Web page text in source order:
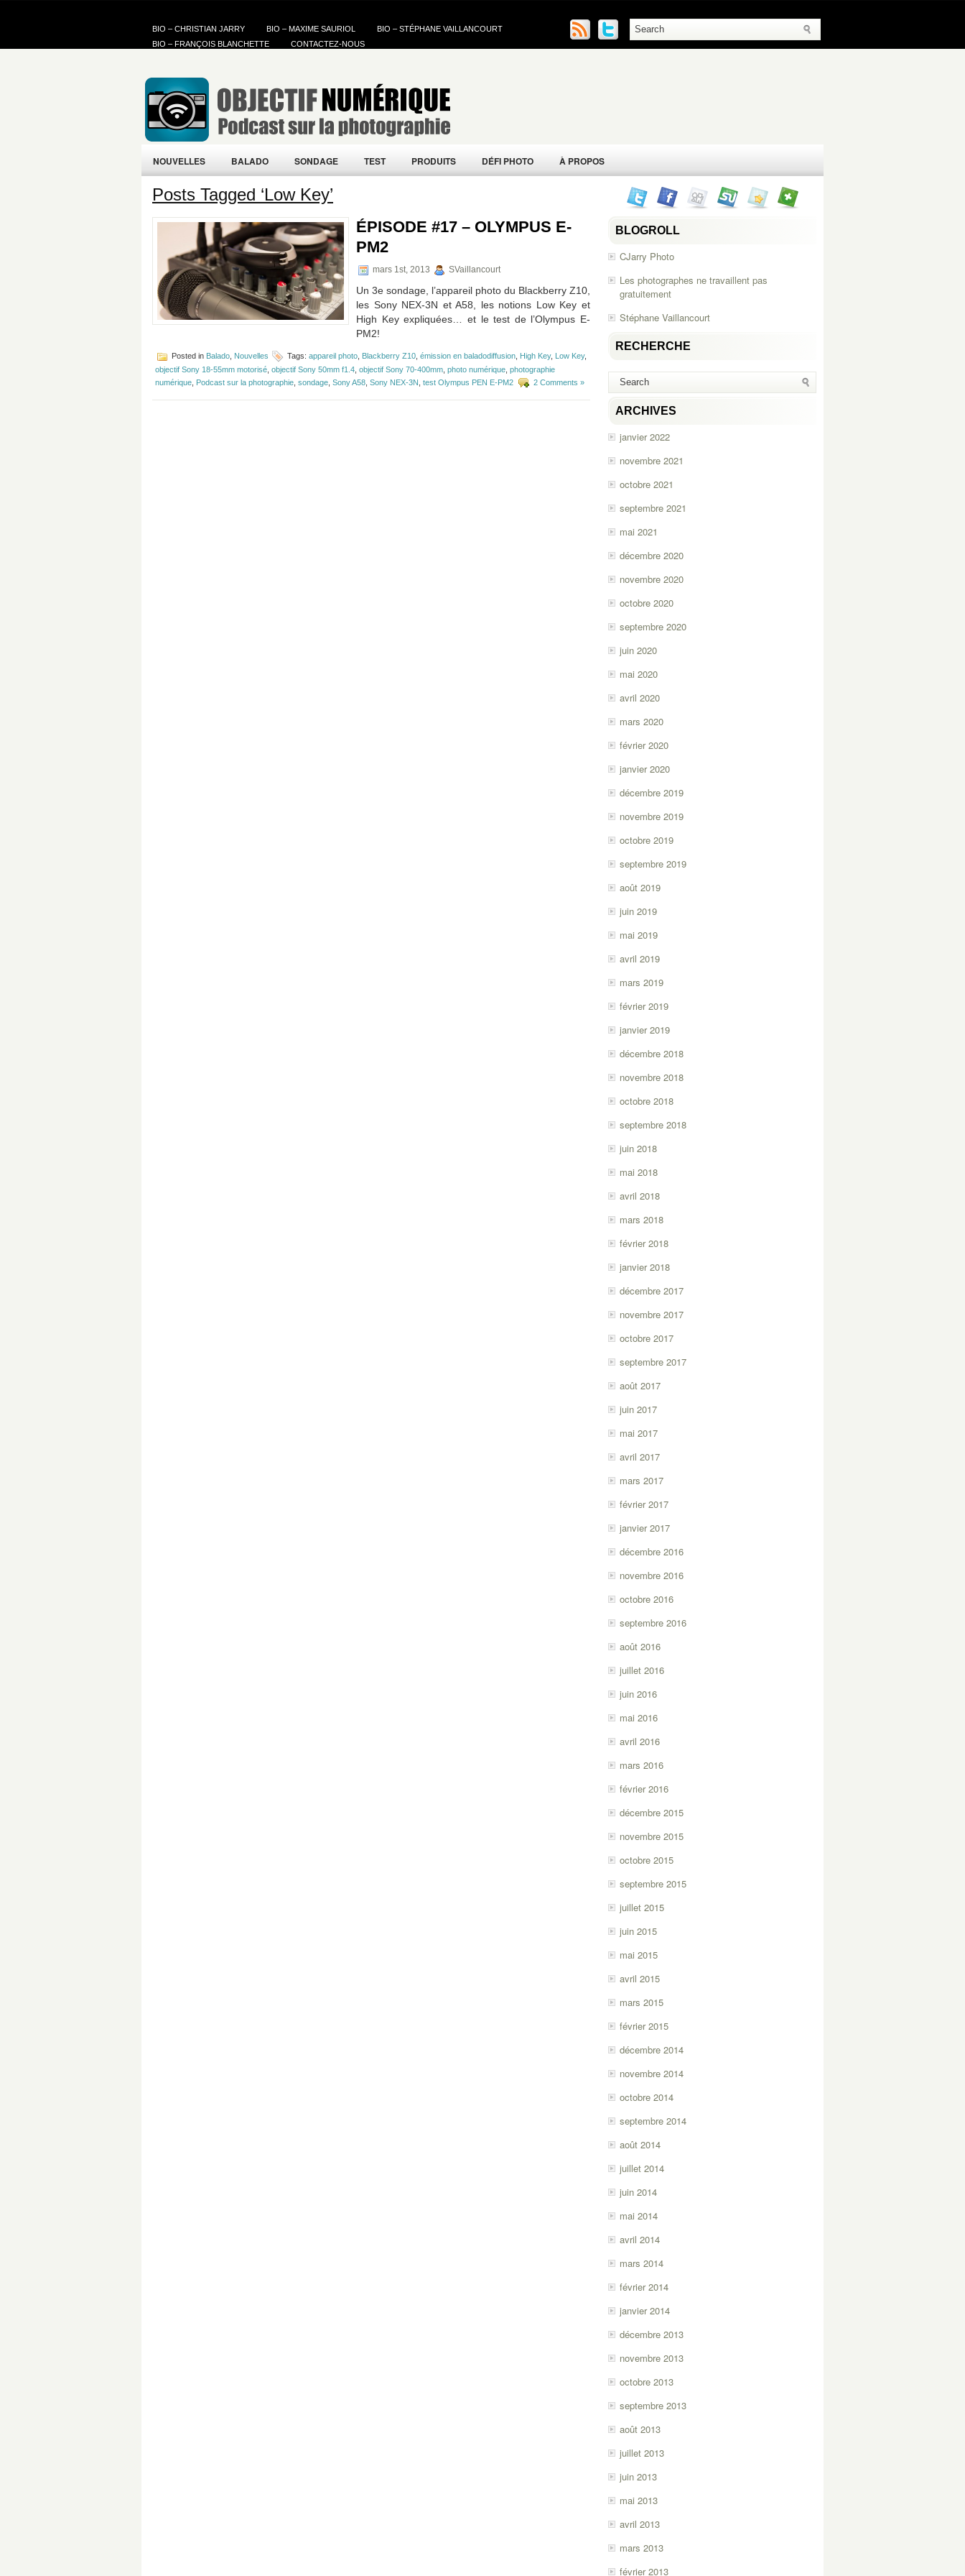
BIO – CHRISTIAN JARRY BIO – MAXIME SAURIOL
BIO – STÉPHANE VAILLANCOURT
BIO – FRANÇOIS BLANCHETTE
CONTACTEZ-NOUS
NOUVELLES BALADO SONDAGE TEST PRODUITS DÉFI PHOTO À PROPOS
Posts Tagged ‘Low Key’
ÉPISODE #17 – OLYMPUS E-
PM2
mars 1st, 2013 SVaillancourt
Un 3e sondage, l’appareil photo du Blackberry Z10,
les Sony NEX-3N et A58, les notions Low Key et
High Key expliquées… et le test de l’Olympus E-
PM2!
Posted in Balado Nouvelles Tags: appareil photo Blackberry Z10 émission en baladodiffusion High Key, Low Key,
objectif Sony 18-55mm motorisé objectif Sony 50mm f1.4 objectif Sony 70-400mm photo numérique photographie
numérique Podcast sur la photographie sondage Sony A58 Sony NEX-3N test Olympus PEN E-PM2 2 Comments »
BLOGROLL
CJarry Photo
Les photographes ne travaillent pas
gratuitement
Stéphane Vaillancourt
RECHERCHE
ARCHIVES
janvier 2022
novembre 2021
octobre 2021
septembre 2021
mai 2021
décembre 2020
novembre 2020
octobre 2020
septembre 2020
juin 2020
mai 2020
avril 2020
mars 2020
février 2020
janvier 2020
décembre 2019
novembre 2019
octobre 2019
septembre 2019
août 2019
juin 2019
mai 2019
avril 2019
mars 2019
février 2019
janvier 2019
décembre 2018
novembre 2018
octobre 2018
septembre 2018
juin 2018
mai 2018
avril 2018
mars 2018
février 2018
janvier 2018
décembre 2017
novembre 2017
octobre 2017
septembre 2017
août 2017
juin 2017
mai 2017
avril 2017
mars 2017
février 2017
janvier 2017
décembre 2016
novembre 2016
octobre 2016
septembre 2016
août 2016
juillet 2016
juin 2016
mai 2016
avril 2016
mars 2016
février 2016
décembre 2015
novembre 2015
octobre 2015
septembre 2015
juillet 2015
juin 2015
mai 2015
avril 2015
mars 2015
février 2015
décembre 2014
novembre 2014
octobre 2014
septembre 2014
août 2014
juillet 2014
juin 2014
mai 2014
avril 2014
mars 2014
février 2014
janvier 2014
décembre 2013
novembre 2013
octobre 2013
septembre 2013
août 2013
juillet 2013
juin 2013
mai 2013
avril 2013
mars 2013
février 2013